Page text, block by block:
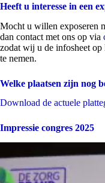
Heeft u interesse in een
Mocht u willen exposeren
dan contact met ons op via
zodat wij u de infosheet op
te nemen.
Welke plaatsen zijn nog
Download de actuele
Impressie congres 2025